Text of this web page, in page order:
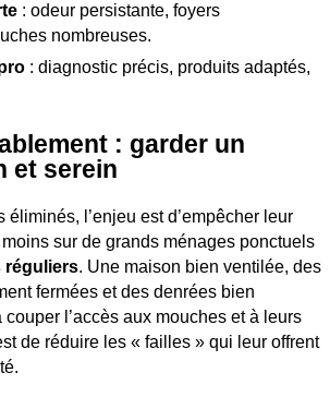
: odeur persistante, foyers
nombreuses.
: diagnostic précis, produits adaptés,
: garder un
et serein
éliminés, l’enjeu est d’empêcher leur
sur de grands ménages ponctuels
réguliers. Une maison bien ventilée, des
fermées et des denrées bien
l’accès aux mouches et à leurs
de réduire les « failles » qui leur offrent